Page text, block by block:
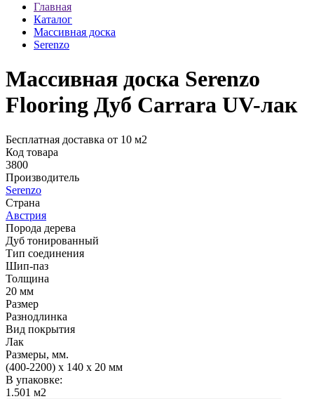
Главная
Каталог
Массивная доска
Serenzo
Массивная доска Serenzo
Flooring Дуб Carrara UV-лак
Бесплатная доставка от 10 м2
Код товара
3800
Производитель
Serenzo
Страна
Австрия
Порода дерева
Дуб тонированный
Тип соединения
Шип-паз
Толщина
20 мм
Размер
Разнодлинка
Вид покрытия
Лак
Размеры, мм.
(400-2200) х 140 х 20 мм
В упаковке:
1.501 м2